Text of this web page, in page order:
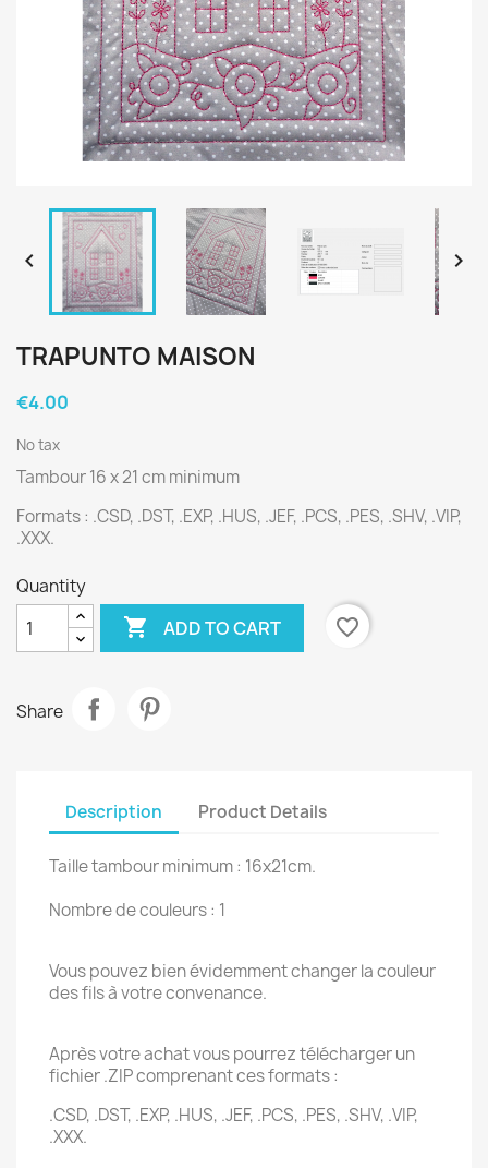
 
TRAPUNTO MAISON
€4.00
No tax
Tambour 16 x 21 cm minimum
Formats : .CSD, .DST, .EXP, .HUS, .JEF, .PCS, .PES, .SHV, .VIP,
.XXX.
Quantity
 ADD TO CART favorite_border
Share
Description Product Details
Taille tambour minimum : 16x21cm.
Nombre de couleurs : 1
Vous pouvez bien évidemment changer la couleur
des fils à votre convenance.
Après votre achat vous pourrez télécharger un
fichier .ZIP comprenant ces formats :
.CSD, .DST, .EXP, .HUS, .JEF, .PCS, .PES, .SHV, .VIP,
.XXX.